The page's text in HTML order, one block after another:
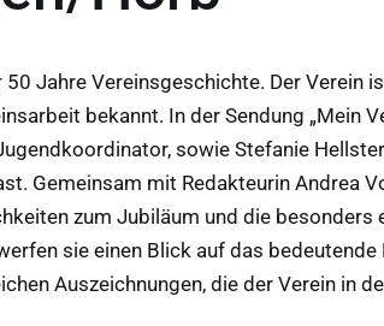
Jahre Vereinsgeschichte. Der Verein
bekannt. In der Sendung „Mein
sowie Stefanie
Gemeinsam mit Redakteurin Andrea
zum Jubiläum und die besonders
sie einen Blick auf das
Auszeichnungen, die der Verein in